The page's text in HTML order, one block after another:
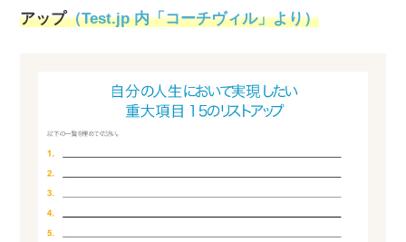
アップ（Test.jp 内「コーチヴィル」より）